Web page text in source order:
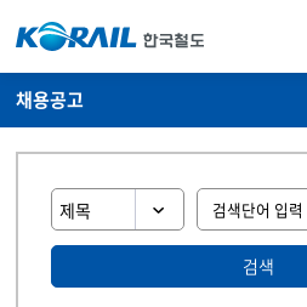
채용공고
검색